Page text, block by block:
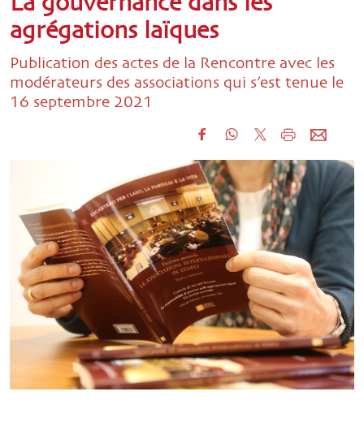
agrégations laïques
Publication des actes de la Rencontre avec les
modérateurs des associations qui s’est tenue le
16 septembre 2021